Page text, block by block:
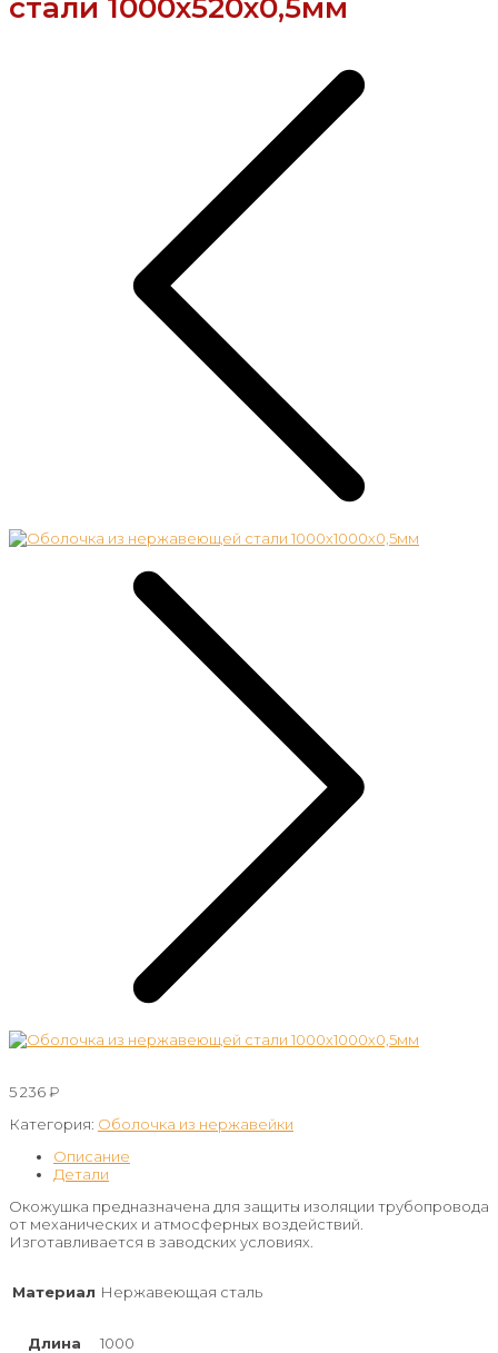
стали 1000х520х0,5мм
5 236₽
Категория: Оболочка из нержавейки
Описание
Детали
Окожушка предназначена для защиты изоляции трубопровода
от механических и атмосферных воздействий.
Изготавливается в заводских условиях.
Материал Нержавеющая сталь
Длина 1000